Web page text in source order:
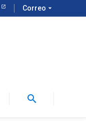
Correo arrow_drop_down
search